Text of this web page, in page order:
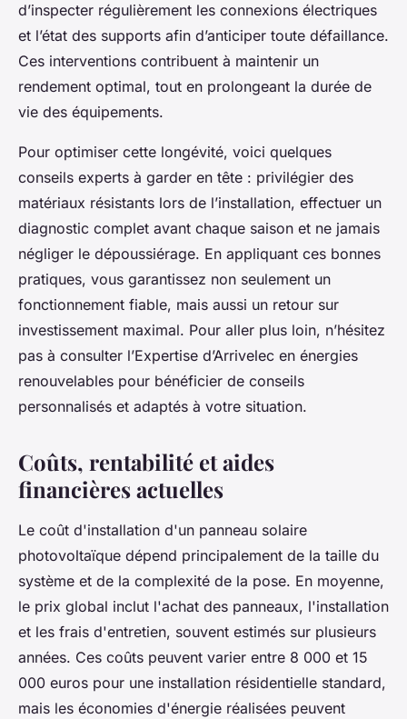
d’inspecter régulièrement les connexions électriques
et l’état des supports afin d’anticiper toute défaillance.
Ces interventions contribuent à maintenir un
rendement optimal, tout en prolongeant la durée de
vie des équipements.
Pour optimiser cette longévité, voici quelques
conseils experts à garder en tête : privilégier des
matériaux résistants lors de l’installation, effectuer un
diagnostic complet avant chaque saison et ne jamais
négliger le dépoussiérage. En appliquant ces bonnes
pratiques, vous garantissez non seulement un
fonctionnement fiable, mais aussi un retour sur
investissement maximal. Pour aller plus loin, n’hésitez
pas à consulter l’Expertise d’Arrivelec en énergies
renouvelables pour bénéficier de conseils
personnalisés et adaptés à votre situation.
Coûts, rentabilité et aides
financières actuelles
Le coût d'installation d'un panneau solaire
photovoltaïque dépend principalement de la taille du
système et de la complexité de la pose. En moyenne,
le prix global inclut l'achat des panneaux, l'installation
et les frais d'entretien, souvent estimés sur plusieurs
années. Ces coûts peuvent varier entre 8 000 et 15
000 euros pour une installation résidentielle standard,
mais les économies d'énergie réalisées peuvent